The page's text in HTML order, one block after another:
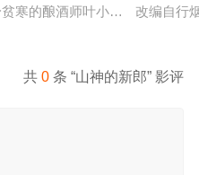
连载漫画《吾凰在上》。现
贫寒的酿酒师叶小唯遭遇爱人程
改编自行
共0 条 “山神的新郎” 影评